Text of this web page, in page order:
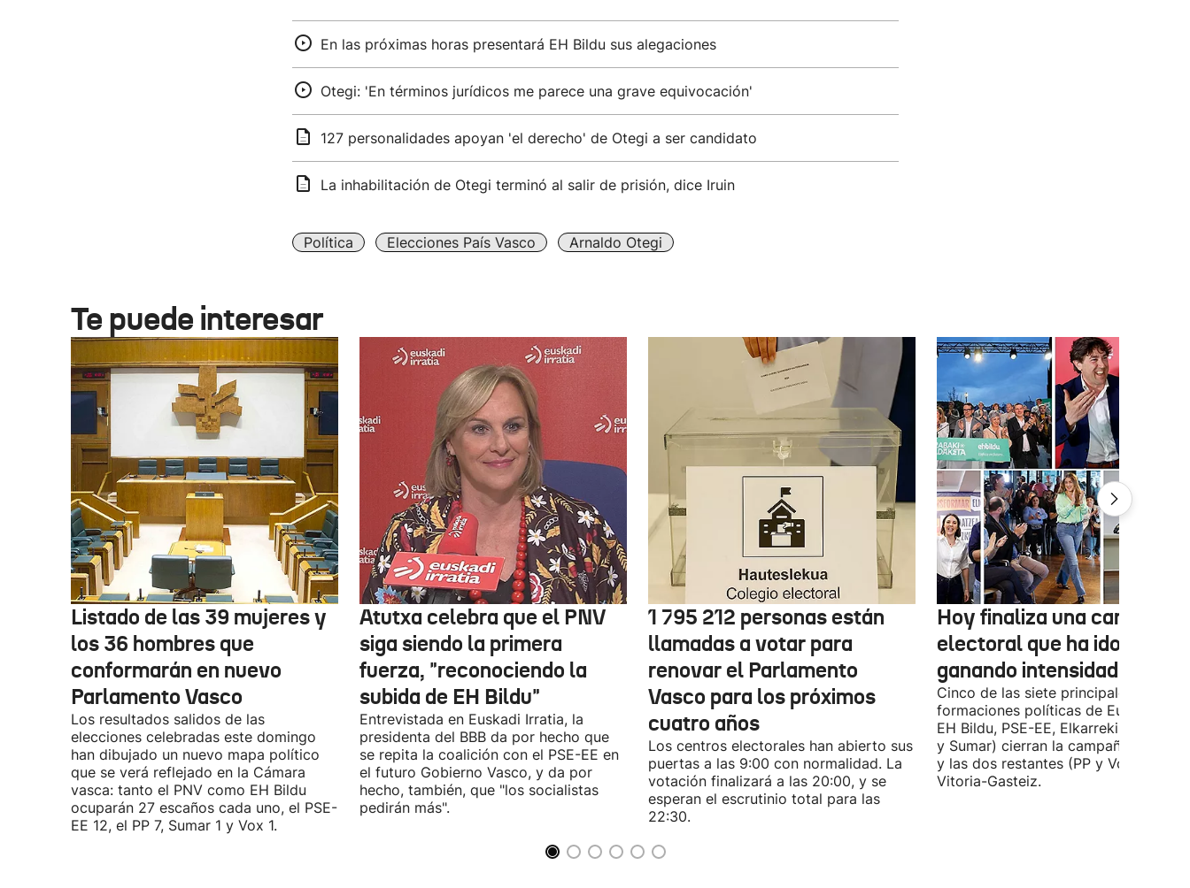
En las próximas horas presentará EH Bildu sus alegaciones
Otegi: 'En términos jurídicos me parece una grave equivocación'
127 personalidades apoyan 'el derecho' de Otegi a ser candidato
La inhabilitación de Otegi terminó al salir de prisión, dice Iruin
Política Elecciones País Vasco Arnaldo Otegi
Te puede interesar
Listado de las 39 mujeres y
los 36 hombres que
conformarán en nuevo
Parlamento Vasco
Los resultados salidos de las
elecciones celebradas este domingo
han dibujado un nuevo mapa político
que se verá reflejado en la Cámara
vasca: tanto el PNV como EH Bildu
ocuparán 27 escaños cada uno, el PSE-
EE 12, el PP 7, Sumar 1 y Vox 1.
Atutxa celebra que el PNV
siga siendo la primera
fuerza, "reconociendo la
subida de EH Bildu"
Entrevistada en Euskadi Irratia, la
presidenta del BBB da por hecho que
se repita la coalición con el PSE-EE en
el futuro Gobierno Vasco, y da por
hecho, también, que "los socialistas
pedirán más".
1 795 212 personas están
llamadas a votar para
renovar el Parlamento
Vasco para los próximos
cuatro años
Los centros electorales han abierto sus
puertas a las 9:00 con normalidad. La
votación finalizará a las 20:00, y se
esperan el escrutinio total para las
22:30.
Hoy finaliza una campaña
electoral que ha ido
ganando intensidad
Cinco de las siete principales
formaciones políticas de Euskadi
EH Bildu, PSE-EE, Elkarrekin
y Sumar) cierran la campaña en
y las dos restantes (PP y Vox) en
Vitoria-Gasteiz.